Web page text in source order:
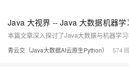
青云交（Java大数据AI云原生Python） 574